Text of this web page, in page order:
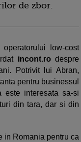
de zbor.
low-cost
incont.ro despre
Potrivit lui Abran,
pentru businessul
este interesata sa-si
din tara, dar si din
in Romania pentru ca